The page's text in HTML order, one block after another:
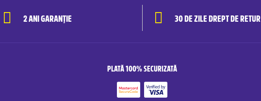
2 ANI GARANȚIE 30 DE ZILE DREPT DE RETUR
PLATĂ 100% SECURIZATĂ